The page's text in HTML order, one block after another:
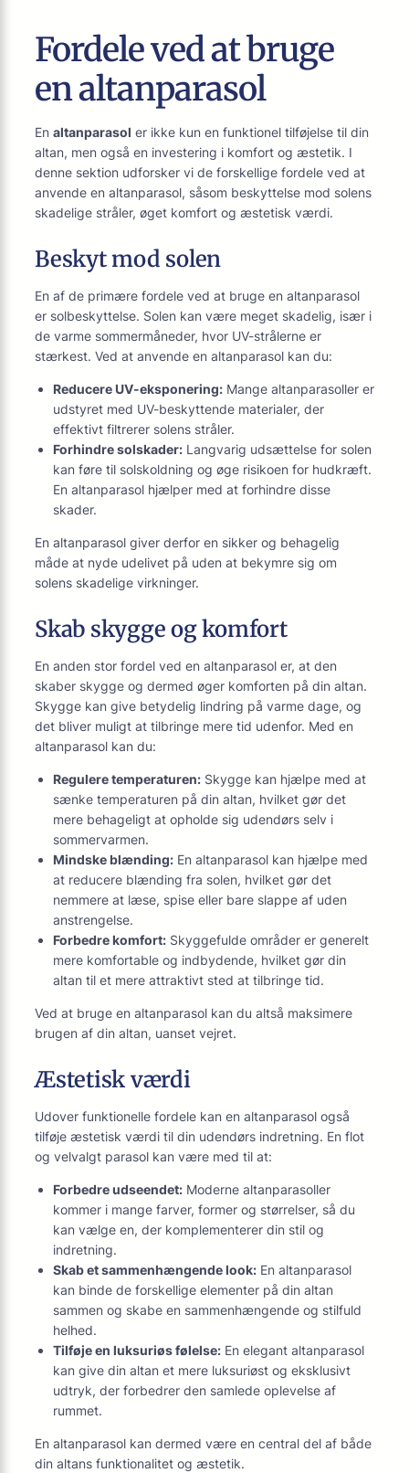
Fordele ved at bruge
en altanparasol
En altanparasol er ikke kun en funktionel tilføjelse til din
altan, men også en investering i komfort og æstetik. I
denne sektion udforsker vi de forskellige fordele ved at
anvende en altanparasol, såsom beskyttelse mod solens
skadelige stråler, øget komfort og æstetisk værdi.
Beskyt mod solen
En af de primære fordele ved at bruge en altanparasol
er solbeskyttelse. Solen kan være meget skadelig, især i
de varme sommermåneder, hvor UV-strålerne er
stærkest. Ved at anvende en altanparasol kan du:
Reducere UV-eksponering: Mange altanparasoller er
udstyret med UV-beskyttende materialer, der
effektivt filtrerer solens stråler.
Forhindre solskader: Langvarig udsættelse for solen
kan føre til solskoldning og øge risikoen for hudkræft.
En altanparasol hjælper med at forhindre disse
skader.
En altanparasol giver derfor en sikker og behagelig
måde at nyde udelivet på uden at bekymre sig om
solens skadelige virkninger.
Skab skygge og komfort
En anden stor fordel ved en altanparasol er, at den
skaber skygge og dermed øger komforten på din altan.
Skygge kan give betydelig lindring på varme dage, og
det bliver muligt at tilbringe mere tid udenfor. Med en
altanparasol kan du:
Regulere temperaturen: Skygge kan hjælpe med at
sænke temperaturen på din altan, hvilket gør det
mere behageligt at opholde sig udendørs selv i
sommervarmen.
Mindske blænding: En altanparasol kan hjælpe med
at reducere blænding fra solen, hvilket gør det
nemmere at læse, spise eller bare slappe af uden
anstrengelse.
Forbedre komfort: Skyggefulde områder er generelt
mere komfortable og indbydende, hvilket gør din
altan til et mere attraktivt sted at tilbringe tid.
Ved at bruge en altanparasol kan du altså maksimere
brugen af din altan, uanset vejret.
Æstetisk værdi
Udover funktionelle fordele kan en altanparasol også
tilføje æstetisk værdi til din udendørs indretning. En flot
og velvalgt parasol kan være med til at:
Forbedre udseendet: Moderne altanparasoller
kommer i mange farver, former og størrelser, så du
kan vælge en, der komplementerer din stil og
indretning.
Skab et sammenhængende look: En altanparasol
kan binde de forskellige elementer på din altan
sammen og skabe en sammenhængende og stilfuld
helhed.
Tilføje en luksuriøs følelse: En elegant altanparasol
kan give din altan et mere luksuriøst og eksklusivt
udtryk, der forbedrer den samlede oplevelse af
rummet.
En altanparasol kan dermed være en central del af både
din altans funktionalitet og æstetik.